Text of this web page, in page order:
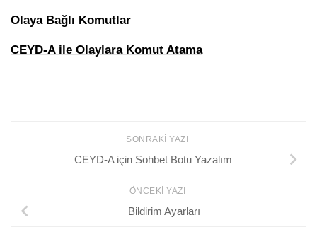
Olaya Bağlı Komutlar
CEYD-A ile Olaylara Komut Atama
SONRAKI YAZI
CEYD-A için Sohbet Botu Yazalım
ÖNCEKI YAZI
Bildirim Ayarları